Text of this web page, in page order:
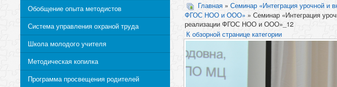
Обобщение опыта методистов
Система управления охраной труда
Школа молодого учителя
Методическая копилка
Программа просвещения родителей
Главная» Семинар «Интеграция урочной и
ФГОС НОО и ООО» » Семинар «Интеграция
реализации ФГОС НОО и ООО»_12
К обзорной странице категории